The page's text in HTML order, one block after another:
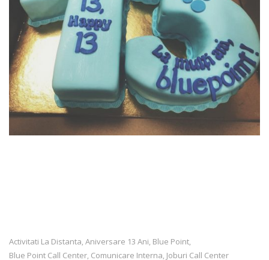
Activitati La Distanta, Aniversare 13 Ani, Blue Point,
Blue Point Call Center, Comunicare Interna, Joburi Call Center